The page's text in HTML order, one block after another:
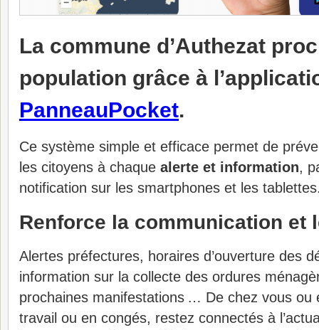
La commune d’Authezat
population grâce à
PanneauPocket.
Ce système simple et efficace permet de
les citoyens à chaque alerte et information,
notification sur les smartphones et les
Renforce la communication et
Alertes préfectures, horaires d’ouverture des
information sur la collecte des ordures
prochaines manifestations … De chez vous ou
travail ou en congés, restez connectés à